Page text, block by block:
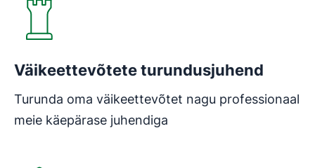
Väikeettevõtete turundusjuhend
Turunda oma väikeettevõtet nagu professionaal
meie käepärase juhendiga